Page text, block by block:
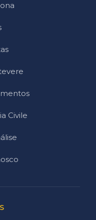
Civile